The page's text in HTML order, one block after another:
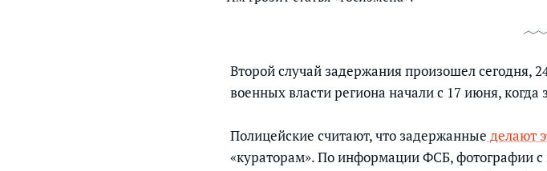
Второй случай задержания произошел сегодня,
военных власти региона начали с 17 июня,
Полицейские считают, что задержанные делают
«кураторам». По информации ФСБ, фотографии